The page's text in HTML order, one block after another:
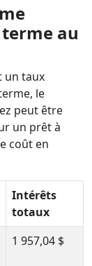
au
un taux
le
peut être
un prêt à
coût en
Intérêts
totaux
1 957,04 $